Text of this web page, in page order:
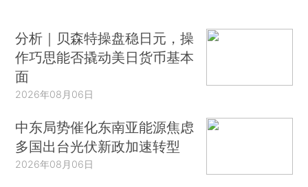
分析｜贝森特操盘稳日元，操
作巧思能否撬动美日货币基本
面
2026年08月06日
中东局势催化东南亚能源焦虑
多国出台光伏新政加速转型
2026年08月06日